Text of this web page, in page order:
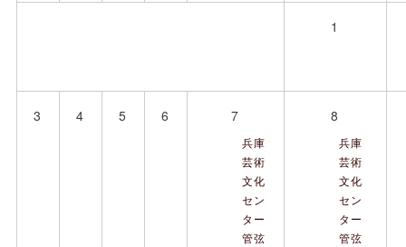
1
3 4 5 6 7
兵庫
芸術
文化
セン
ター
管弦
8
兵庫
芸術
文化
セン
ター
管弦